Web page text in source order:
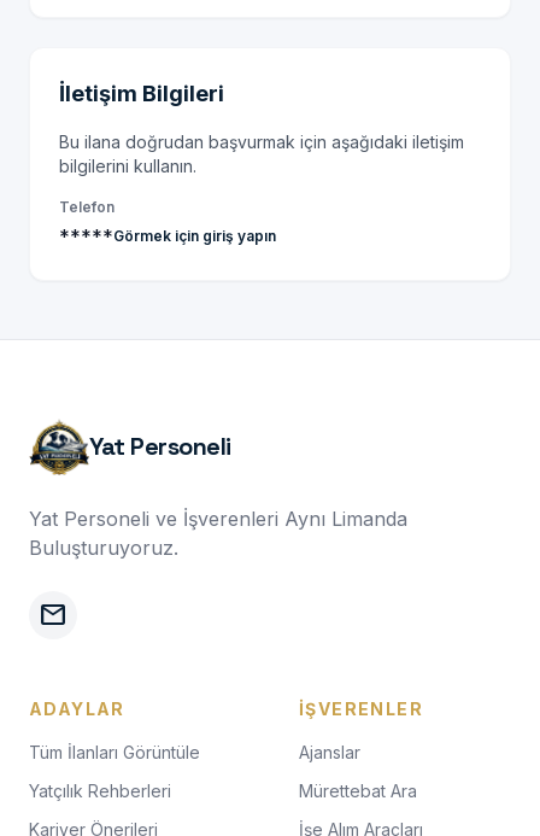
İletişim Bilgileri
Bu ilana doğrudan başvurmak için aşağıdaki iletişim
bilgilerini kullanın.
Telefon
*****Görmek için giriş yapın
Yat Personeli
Yat Personeli ve İşverenleri Aynı Limanda
Buluşturuyoruz.
mail
ADAYLAR
Tüm İlanları Görüntüle
Yatçılık Rehberleri
Kariyer Önerileri
İŞVERENLER
Ajanslar
Mürettebat Ara
İşe Alım Araçları